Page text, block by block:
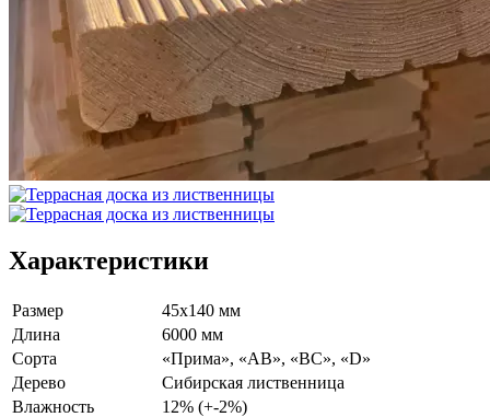
Характеристики
Размер
45х140 мм
Длина
6000 мм
Сорта
«Прима», «АВ», «ВС», «D»
Дерево
Сибирская лиственница
Влажность
12% (+-2%)